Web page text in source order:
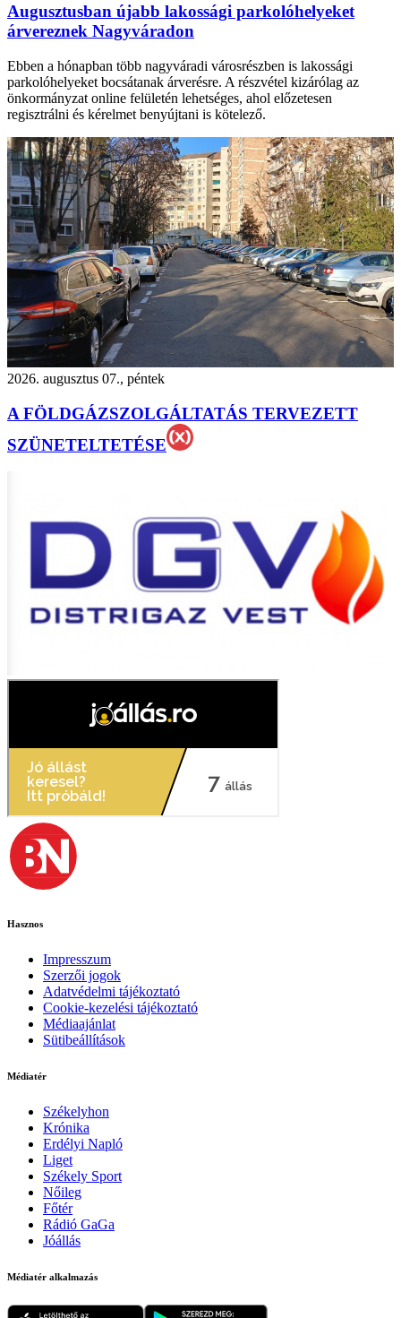
Augusztusban újabb lakossági parkolóhelyeket
árvereznek Nagyváradon
Ebben a hónapban több nagyváradi városrészben is lakossági
parkolóhelyeket bocsátanak árverésre. A részvétel kizárólag az
önkormányzat online felületén lehetséges, ahol előzetesen
regisztrálni és kérelmet benyújtani is kötelező.
2026. augusztus 07., péntek
A FÖLDGÁZSZOLGÁLTATÁS TERVEZETT
SZÜNETELTETÉSE
Hasznos
Impresszum
Szerzői jogok
Adatvédelmi tájékoztató
Cookie-kezelési tájékoztató
Médiaajánlat
Sütibeállítások
Médiatér
Székelyhon
Krónika
Erdélyi Napló
Liget
Székely Sport
Nőileg
Főtér
Rádió GaGa
Jóállás
Médiatér alkalmazás